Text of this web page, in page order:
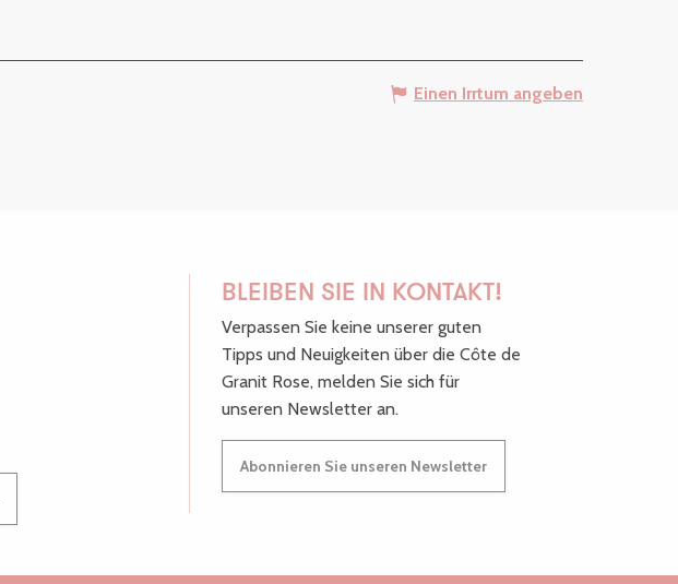
Einen Irrtum angeben
BLEIBEN SIE IN KONTAKT!
Verpassen Sie keine unserer guten
Tipps und Neuigkeiten über die Côte de
Granit Rose, melden Sie sich für
unseren Newsletter an.
Abonnieren Sie unseren Newsletter